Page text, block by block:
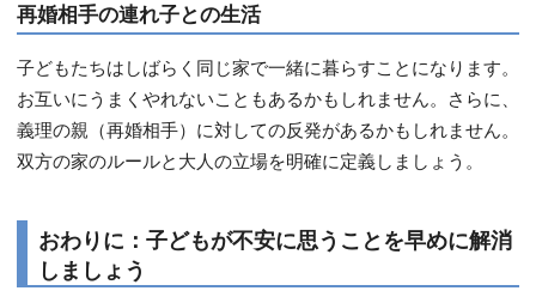
再婚相手の連れ子との生活
子どもたちはしばらく同じ家で一緒に暮らすことになります。
お互いにうまくやれないこともあるかもしれません。さらに、
義理の親（再婚相手）に対しての反発があるかもしれません。
双方の家のルールと大人の立場を明確に定義しましょう。
おわりに：子どもが不安に思うことを早めに解消
しましょう